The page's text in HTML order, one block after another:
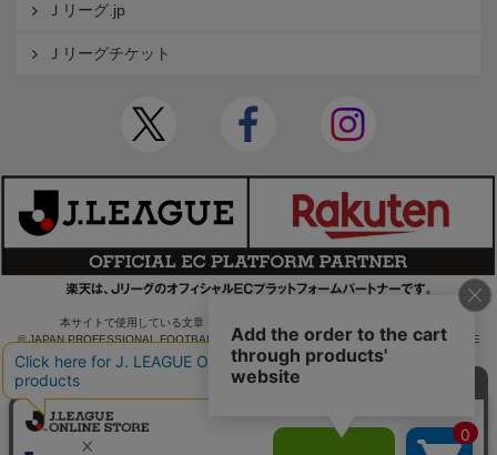
Ｊリーグ.jp
Ｊリーグチケット
本サイトで使用している文章・画像等の無断での複製・転載を禁止します。
© JAPAN PROFESSIONAL FOOTBALL LEAGUE Rakuten Group, Inc. ALL RIGHTS RE
SERVED.